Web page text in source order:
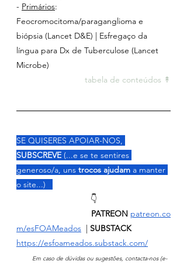
- Primários:
Feocromocitoma/paraganglioma e
biópsia (Lancet D&E) | Esfregaço da
língua para Dx de Tuberculose (Lancet
Microbe)
tabela de conteúdos ↟
SE QUISERES APOIAR-NOS,
SUBSCREVE (...e se te sentires
generoso/a, uns trocos ajudam a manter
o site...)
👇
PATREON patreon.co
m/esFOAMeados | SUBSTACK
https://esfoameados.substack.com/
Em caso de dúvidas ou sugestões, contacta-nos (e-